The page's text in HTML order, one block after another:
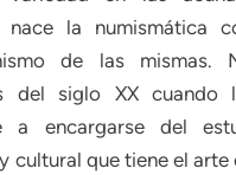
nace la numismática
de las mismas.
del siglo XX cuando
a encargarse del
cultural que tiene el arte